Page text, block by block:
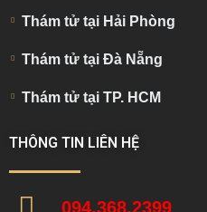
Thám tử tại Hải Phòng
Thám tử tại Đà Nẵng
Thám tử tại TP. HCM
THÔNG TIN LIÊN HỆ
094.368.2399